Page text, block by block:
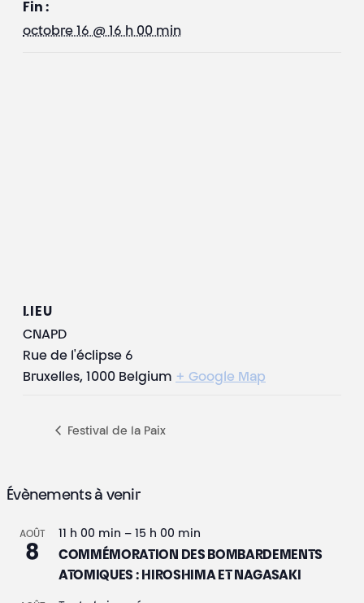
Fin :
octobre 16 @ 16 h 00 min
LIEU
CNAPD
Rue de l'éclipse 6
Bruxelles, 1000 Belgium + Google Map
Festival de la Paix
Évènements à venir
AOÛT
8
11 h 00 min – 15 h 00 min
COMMÉMORATION DES BOMBARDEMENTS
ATOMIQUES : HIROSHIMA ET NAGASAKI